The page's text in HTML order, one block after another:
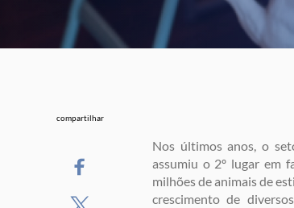
compartilhar
Nos últimos anos, o
assumiu o 2º lugar em
milhões de animais de
crescimento de